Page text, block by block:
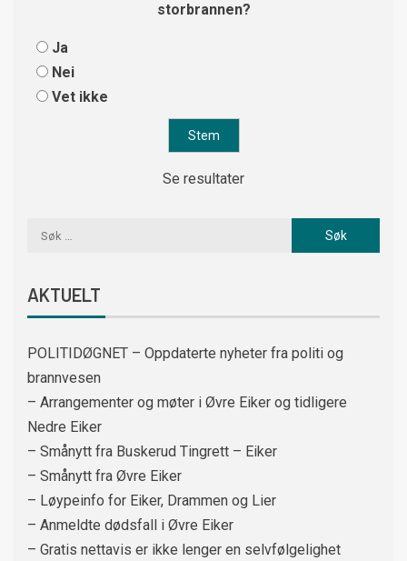
storbrannen?
Ja
Nei
Vet ikke
Se resultater
AKTUELT
POLITIDØGNET – Oppdaterte nyheter fra politi og
brannvesen
– Arrangementer og møter i Øvre Eiker og tidligere
Nedre Eiker
– Smånytt fra Buskerud Tingrett – Eiker
– Smånytt fra Øvre Eiker
– Løypeinfo for Eiker, Drammen og Lier
– Anmeldte dødsfall i Øvre Eiker
– Gratis nettavis er ikke lenger en selvfølgelighet